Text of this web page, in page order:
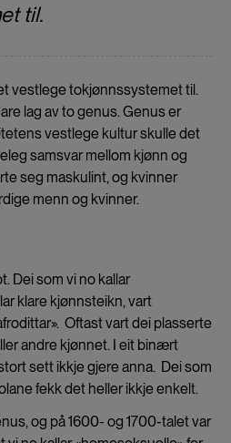
til.
vestlege tokjønnssystemet til.
lag av to genus. Genus er
vestlege kultur skulle det
samsvar mellom kjønn og
seg maskulint, og kvinner
menn og kvinner.
Dei som vi no kallar
klare kjønnsteikn, vart
Oftast vart dei plasserte
andre kjønnet. I eit binært
sett ikkje gjere anna. Dei som
fekk det heller ikkje enkelt.
og på 1600- og 1700-talet var